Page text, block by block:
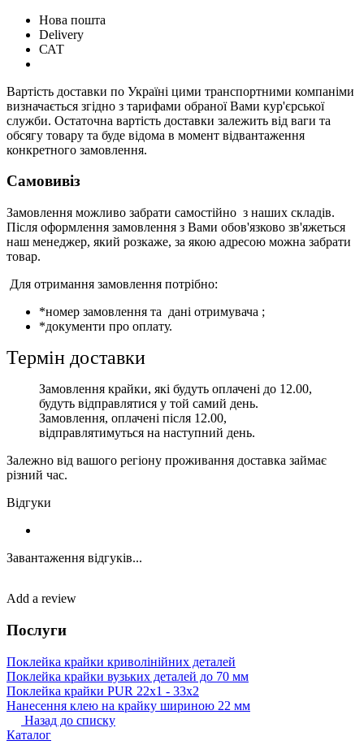
Нова пошта
Delivery
САТ
Вартість доставки по Україні цими транспортними компаніми
визначається згідно з тарифами обраної Вами кур'єрської
служби. Остаточна вартість доставки залежить від ваги та
обсягу товару та буде відома в момент відвантаження
конкретного замовлення.
Самовивіз
Замовлення можливо забрати самостійно з наших складів.
Після оформлення замовлення з Вами обов'язково зв'яжеться
наш менеджер, який розкаже, за якою адресою можна забрати
товар.
Для отримання замовлення потрібно:
*номер замовлення та дані отримувача ;
*документи про оплату.
Термін доставки
Замовлення крайки, які будуть оплачені до 12.00,
будуть відправлятися у той самий день.
Замовлення, оплачені після 12.00,
відправлятимуться на наступний день.
Залежно від вашого регіону проживання доставка займає
різний час.
Відгуки
Завантаження відгуків...
Add a review
Послуги
Поклейка крайки криволінійних деталей
Поклейка крайки вузьких деталей до 70 мм
Поклейка крайки PUR 22х1 ‐ 33х2
Нанесення клею на крайку шириною 22 мм
Назад до списку
Каталог